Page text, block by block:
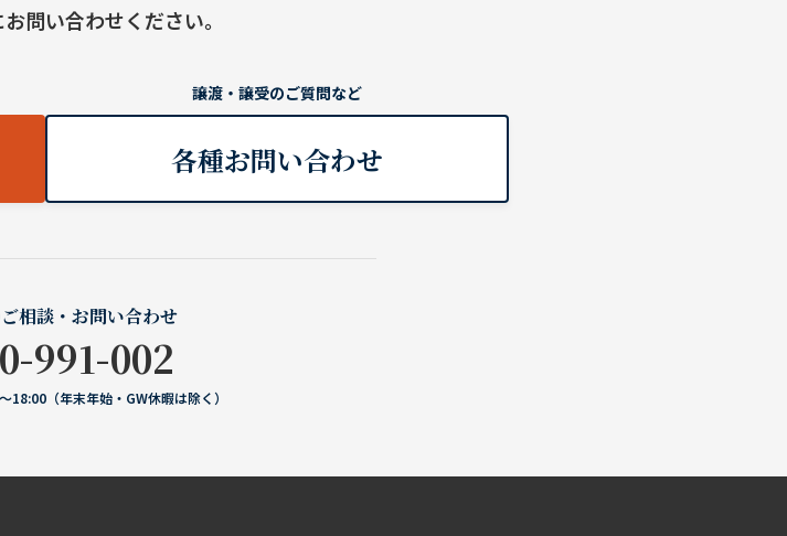
問い合わせください。
譲渡・譲受のご質問など
各種お問い合わせ
相談・お問い合わせ
991-002
18:00（年末年始・GW休暇は除く）